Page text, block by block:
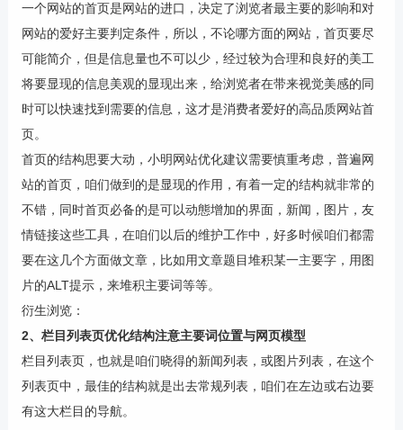
一个网站的首页是网站的进口，决定了浏览者最主要的影响和对
网站的爱好主要判定条件，所以，不论哪方面的网站，首页要尽
可能简介，但是信息量也不可以少，经过较为合理和良好的美工
将要显现的信息美观的显现出来，给浏览者在带来视觉美感的同
时可以快速找到需要的信息，这才是消费者爱好的高品质网站首
页。
首页的结构思要大动，小明网站优化建议需要慎重考虑，普遍网
站的首页，咱们做到的是显现的作用，有着一定的结构就非常的
不错，同时首页必备的是可以动態增加的界面，新闻，图片，友
情链接这些工具，在咱们以后的维护工作中，好多时候咱们都需
要在这几个方面做文章，比如用文章题目堆积某一主要字，用图
片的ALT提示，来堆积主要词等等。
衍生浏览：
2、栏目列表页优化结构注意主要词位置与网页模型
栏目列表页，也就是咱们晓得的新闻列表，或图片列表，在这个
列表页中，最佳的结构就是出去常规列表，咱们在左边或右边要
有这大栏目的导航。